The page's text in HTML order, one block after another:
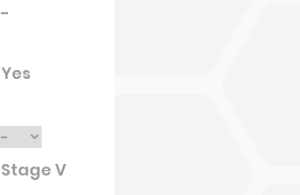
-
Yes
Stage V